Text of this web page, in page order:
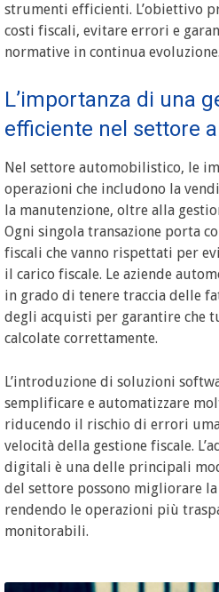
strumenti efficienti. L’obiettivo
costi fiscali, evitare errori e
normative in continua evoluzione.
L’importanza di una
efficiente nel settore
Nel settore automobilistico, le
operazioni che includono la
la manutenzione, oltre alla
Ogni singola transazione porta
fiscali che vanno rispettati per
il carico fiscale. Le aziende
in grado di tenere traccia delle
degli acquisti per garantire che
calcolate correttamente.
L’introduzione di soluzioni
semplificare e automatizzare
riducendo il rischio di errori
velocità della gestione fiscale.
digitali è una delle principali
del settore possono migliorare
rendendo le operazioni più
monitorabili.